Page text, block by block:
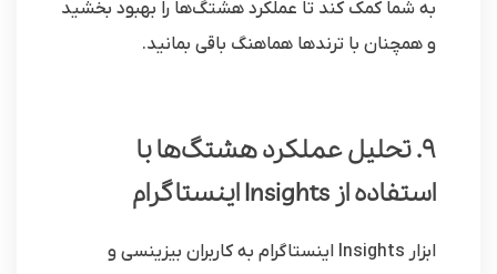
به شما کمک کند تا عملکرد هشتگ‌ها را بهبود بخشید
و همچنان با ترندها هماهنگ باقی بمانید.
9. تحلیل عملکرد هشتگ‌ها با
استفاده از Insights اینستاگرام
ابزار Insights اینستاگرام به کاربران بیزینسی و